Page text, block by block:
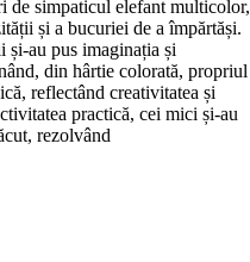
de simpaticul elefant multicolor,
și a bucuriei de a împărtăși.
și-au pus imaginația și
din hârtie colorată, propriul
reflectând creativitatea și
practică, cei mici și-au
rezolvând